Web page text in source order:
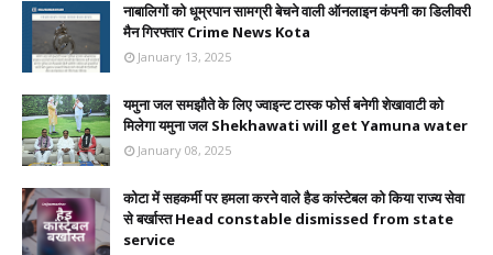
नाबालिगों को धूम्रपान सामग्री बेचने वाली ऑनलाइन कंपनी का डिलीवरी
मैन गिरफ्तार Crime News Kota
January 13, 2025
यमुना जल समझौते के लिए ज्वाइन्ट टास्क फोर्स बनेगी शेखावाटी को
मिलेगा यमुना जल Shekhawati will get Yamuna water
January 08, 2025
कोटा में सहकर्मी पर हमला करने वाले हैड कांस्टेबल को किया राज्य सेवा
से बर्खास्त Head constable dismissed from state
service